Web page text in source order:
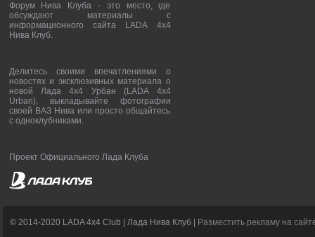
Форум Нива Клуба - это место, где
обсуждают материалы с
информационного сайта LADA 4x4
Нива Клуб.
Делитесь своими впечатлениями о
новостях и эксклюзивных материала о
новой Лада 4х4 Урбан (LADA 4x4
Urban), выкладывайте фотографии
своей ВАЗ Нива или просто общайтесь
с одноклубниками.
Проект Официального Лада Клуба
© 2014-2020 LADA 4x4 Club | Лада Нива Клуб | Разместить рекламу на